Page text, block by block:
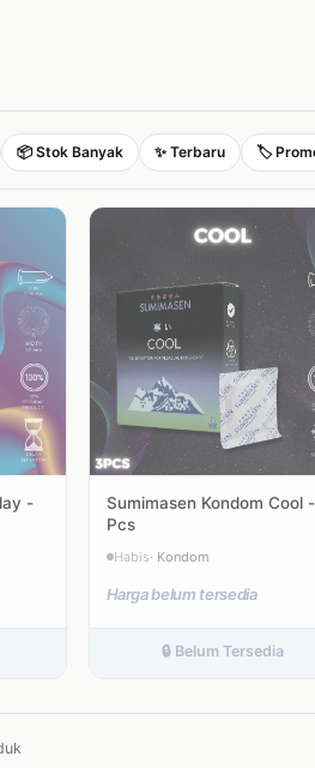
📦 Stok Banyak ✨ Terbaru 🏷️
-
Sumimasen Kondom Cool
Pcs
Habis· Kondom
Harga belum tersedia
🔒 Belum Tersedia